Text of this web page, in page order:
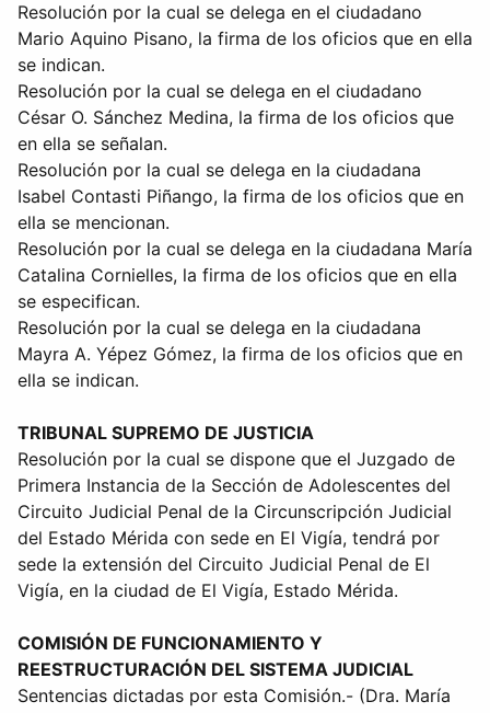
Resolución por la cual se delega en el ciudadano
Mario Aquino Pisano, la firma de los oficios que en ella
se indican.
Resolución por la cual se delega en el ciudadano
César O. Sánchez Medina, la firma de los oficios que
en ella se señalan.
Resolución por la cual se delega en la ciudadana
Isabel Contasti Piñango, la firma de los oficios que en
ella se mencionan.
Resolución por la cual se delega en la ciudadana María
Catalina Cornielles, la firma de los oficios que en ella
se especifican.
Resolución por la cual se delega en la ciudadana
Mayra A. Yépez Gómez, la firma de los oficios que en
ella se indican.
TRIBUNAL SUPREMO DE JUSTICIA
Resolución por la cual se dispone que el Juzgado de
Primera Instancia de la Sección de Adolescentes del
Circuito Judicial Penal de la Circunscripción Judicial
del Estado Mérida con sede en El Vigía, tendrá por
sede la extensión del Circuito Judicial Penal de El
Vigía, en la ciudad de El Vigía, Estado Mérida.
COMISIÓN DE FUNCIONAMIENTO Y
REESTRUCTURACIÓN DEL SISTEMA JUDICIAL
Sentencias dictadas por esta Comisión.- (Dra. María